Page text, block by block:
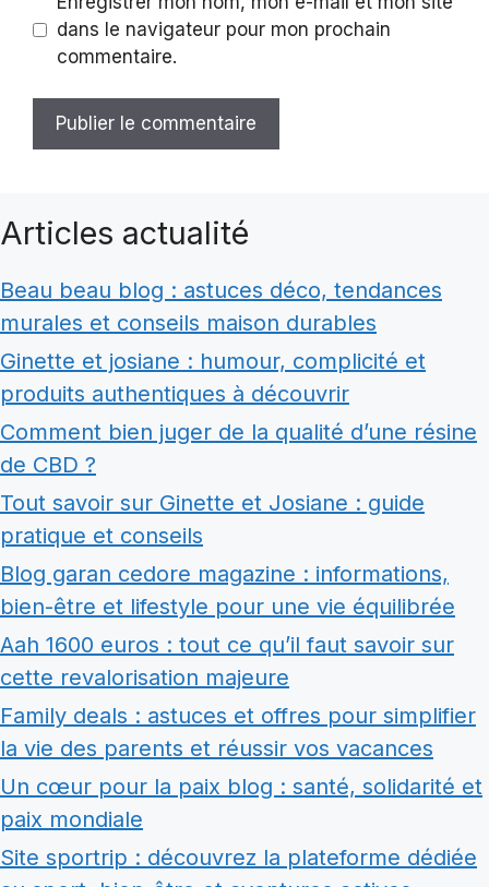
dans le navigateur pour mon prochain
commentaire.
Articles actualité
Beau beau blog : astuces déco, tendances
murales et conseils maison durables
Ginette et josiane : humour, complicité et
produits authentiques à découvrir
Comment bien juger de la qualité d’une résine
de CBD ?
Tout savoir sur Ginette et Josiane : guide
pratique et conseils
Blog garan cedore magazine : informations,
bien-être et lifestyle pour une vie équilibrée
Aah 1600 euros : tout ce qu’il faut savoir sur
cette revalorisation majeure
Family deals : astuces et offres pour simplifier
la vie des parents et réussir vos vacances
Un cœur pour la paix blog : santé, solidarité et
paix mondiale
Site sportrip : découvrez la plateforme dédiée